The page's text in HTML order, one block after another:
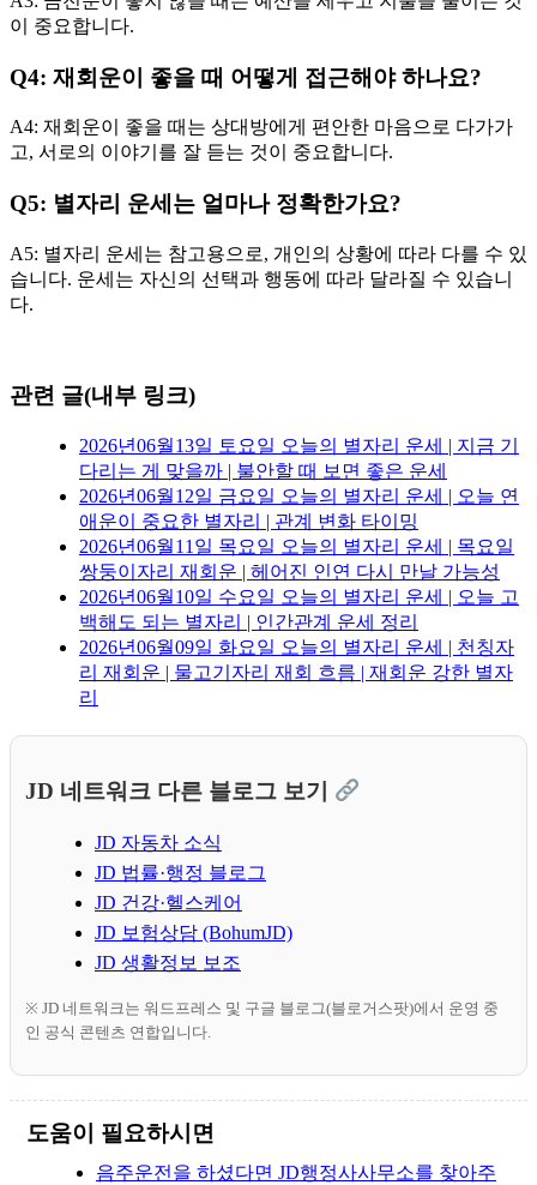
이 중요합니다.
Q4: 재회운이 좋을 때 어떻게 접근해야 하나요?
A4: 재회운이 좋을 때는 상대방에게 편안한 마음으로 다가가
고, 서로의 이야기를 잘 듣는 것이 중요합니다.
Q5: 별자리 운세는 얼마나 정확한가요?
A5: 별자리 운세는 참고용으로, 개인의 상황에 따라 다를 수 있
습니다. 운세는 자신의 선택과 행동에 따라 달라질 수 있습니
다.
관련 글(내부 링크)
2026년06월13일 토요일 오늘의 별자리 운세 | 지금 기
다리는 게 맞을까 | 불안할 때 보면 좋은 운세
2026년06월12일 금요일 오늘의 별자리 운세 | 오늘 연
애운이 중요한 별자리 | 관계 변화 타이밍
2026년06월11일 목요일 오늘의 별자리 운세 | 목요일
쌍둥이자리 재회운 | 헤어진 인연 다시 만날 가능성
2026년06월10일 수요일 오늘의 별자리 운세 | 오늘 고
백해도 되는 별자리 | 인간관계 운세 정리
2026년06월09일 화요일 오늘의 별자리 운세 | 천칭자
리 재회운 | 물고기자리 재회 흐름 | 재회운 강한 별자
리
JD 네트워크 다른 블로그 보기
JD 자동차 소식
JD 법률·행정 블로그
JD 건강·헬스케어
JD 보험상담 (BohumJD)
JD 생활정보 보조
※ JD 네트워크는 워드프레스 및 구글 블로그(블로거스팟)에서 운영 중
인 공식 콘텐츠 연합입니다.
도움이 필요하시면
음주운전을 하셨다면 JD행정사사무소를 찾아주